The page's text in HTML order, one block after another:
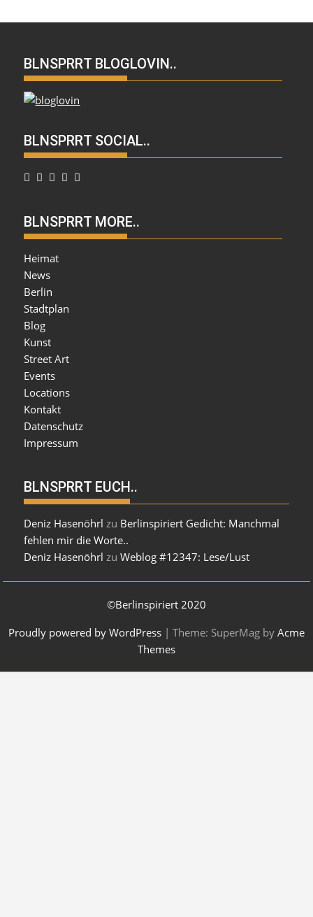
BLNSPRRT BLOGLOVIN..
BLNSPRRT SOCIAL..
BLNSPRRT MORE..
Heimat
News
Berlin
Stadtplan
Blog
Kunst
Street Art
Events
Locations
Kontakt
Datenschutz
Impressum
BLNSPRRT EUCH..
Deniz Hasenöhrl zu Berlinspiriert Gedicht: Manchmal
fehlen mir die Worte..
Deniz Hasenöhrl zuWeblog #12347: Lese/Lust
©Berlinspiriert 2020
Proudly powered by WordPress | Theme: SuperMag by Acme
Themes